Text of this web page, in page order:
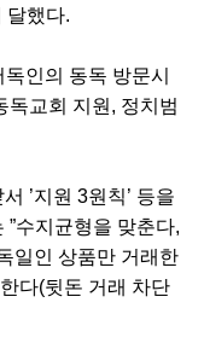
달했다.
인의 동독 방문시
독교회 지원, 정치범
’지원 3원칙’ 등을
수지균형을 맞춘다,
일인 상품만 거래한
다(뒷돈 거래 차단